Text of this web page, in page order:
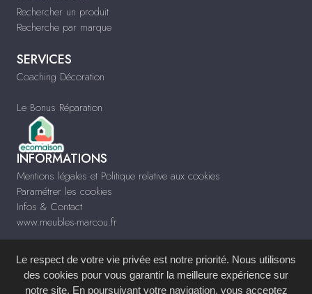
Rechercher un produit
Recherche par marque
SERVICES
Coaching Décoration
Le Bonus Réparation
INFORMATIONS
Mentions légales et Politique relative aux cookies
Paramétrer les cookies
Infos & Contact
www.meubles-marcou.fr
Le respect de votre vie privée est notre priorité. Nous utilisons
des cookies pour vous garantir la meilleure expérience sur
notre site. En poursuivant votre navigation, vous acceptez